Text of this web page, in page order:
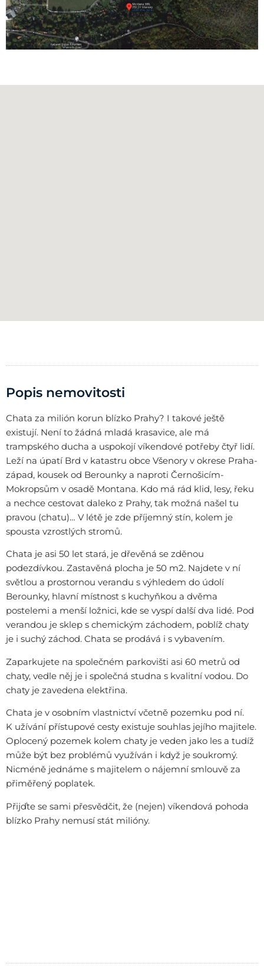
Popis nemovitosti
Chata za milión korun blízko Prahy? I takové ještě
existují. Není to žádná mladá krasavice, ale má
trampského ducha a uspokojí víkendové potřeby čtyř lidí.
Leží na úpatí Brd v katastru obce Všenory v okrese Praha-
západ, kousek od Berounky a naproti Černošicím-
Mokropsům v osadě Montana. Kdo má rád klid, lesy, řeku
a nechce cestovat daleko z Prahy, tak možná našel tu
pravou (chatu)… V létě je zde příjemný stín, kolem je
spousta vzrostlých stromů.
Chata je asi 50 let stará, je dřevěná se zděnou
podezdívkou. Zastavěná plocha je 50 m2. Najdete v ní
světlou a prostornou verandu s výhledem do údolí
Berounky, hlavní místnost s kuchyňkou a dvěma
postelemi a menší ložnici, kde se vyspí další dva lidé. Pod
verandou je sklep s chemickým záchodem, poblíž chaty
je i suchý záchod. Chata se prodává i s vybavením.
Zaparkujete na společném parkovišti asi 60 metrů od
chaty, vedle něj je i společná studna s kvalitní vodou. Do
chaty je zavedena elektřina.
Chata je v osobním vlastnictví včetně pozemku pod ní.
K užívání přístupové cesty existuje souhlas jejího majitele.
Oplocený pozemek kolem chaty je veden jako les a tudíž
může být bez problémů využíván i když je soukromý.
Nicméně jednáme s majitelem o nájemní smlouvě za
přiměřený poplatek.
Přijďte se sami přesvědčit, že (nejen) víkendová pohoda
blízko Prahy nemusí stát milióny.